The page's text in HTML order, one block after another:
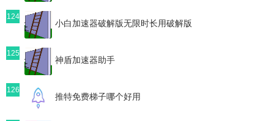
124
小白加速器破解版无限时长用破解版
125
神盾加速器助手
126
推特免费梯子哪个好用